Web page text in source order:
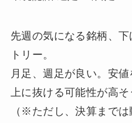
先週の気になる銘柄、
トリー。
月足、週足が良い。安
上に抜ける可能性が高そ
（※ただし、決算までは